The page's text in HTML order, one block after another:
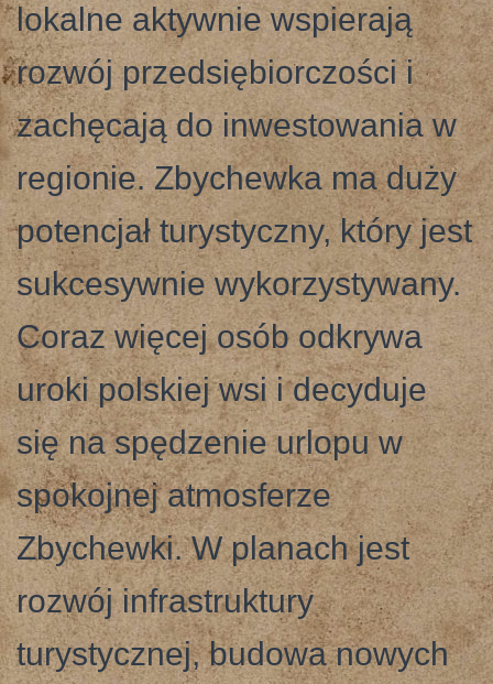
lokalne aktywnie wspierają
rozwój przedsiębiorczości i
zachęcają do inwestowania w
regionie. Zbychewka ma duży
potencjał turystyczny, który jest
sukcesywnie wykorzystywany.
Coraz więcej osób odkrywa
uroki polskiej wsi i decyduje
się na spędzenie urlopu w
spokojnej atmosferze
Zbychewki. W planach jest
rozwój infrastruktury
turystycznej, budowa nowych